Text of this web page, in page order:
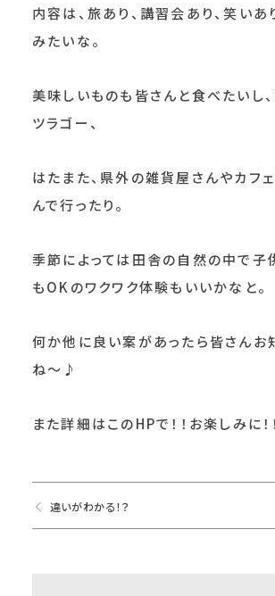
内容は、旅あり、講習会あり、笑いあり
みたいな。
美味しいものも皆さんと食べたいし
ツラゴー、
はたまた、県外の雑貨屋さんやカフ
んで行ったり。
季節によっては田舎の自然の中で子
もOKのワクワク体験もいいかなと。
何か他に良い案があったら皆さんお
ね～♪
また詳細はこのHPで！！お楽しみに！
違いがわかる！？